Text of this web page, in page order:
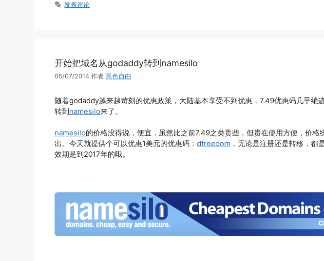
签
发表评论
开始把域名从godaddy转到namesilo
05/07/2014 作者 黑色自由
随着godaddy越来越苛刻的优惠政策，大陆基本享受不到优惠，7.49优惠码几乎绝
转到namesilo来了。
namesilo的价格没得说，便宜，虽然比之前7.49之类贵些，但贵在使用方便，价格
出。今天就提供个可以优惠1美元的优惠码： dfreedom ，无论是注册还是转移，都
效期是到2017年的哦。